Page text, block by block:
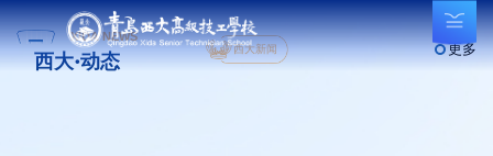
XIDA NEWS
西大·动态
西大新闻 更多